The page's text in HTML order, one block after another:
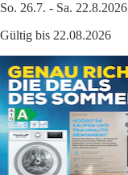
So. 26.7. - Sa. 22.8.2026
Gültig bis 22.08.2026